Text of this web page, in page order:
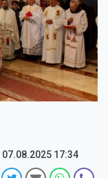
07.08.2025 17:34